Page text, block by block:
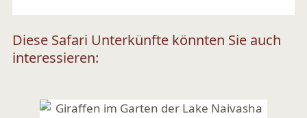
Diese Safari Unterkünfte könnten Sie auch
interessieren: